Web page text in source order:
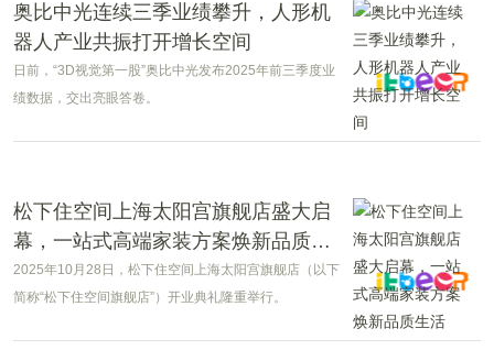
奥比中光连续三季业绩攀升，人形机
器人产业共振打开增长空间
日前，“3D视觉第一股”奥比中光发布2025年前三季度业
绩数据，交出亮眼答卷。
松下住空间上海太阳宫旗舰店盛大启
幕，一站式高端家装方案焕新品质生
活
2025年10月28日，松下住空间上海太阳宫旗舰店（以下
简称“松下住空间旗舰店”）开业典礼隆重举行。